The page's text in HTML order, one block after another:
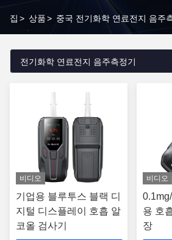
집 > 상품> 중국 전기화학 연료전지 음주
전기화학 연료전지 음주측정기
비디오
기업용 블루투스 블랙 디
지털 디스플레이 호흡 알
코올 검사기
비디오
용 호
장